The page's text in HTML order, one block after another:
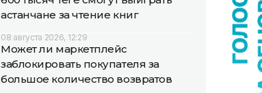
астанчане за чтение книг
08 августа 2026, 12:29
Может ли маркетплейс
заблокировать покупателя за
большое количество возвратов